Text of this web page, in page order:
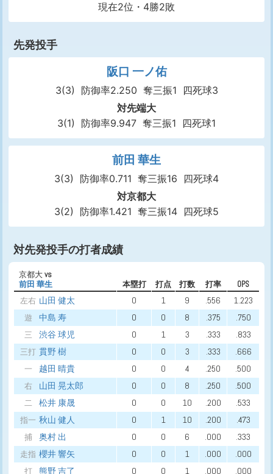
現在2位・4勝2敗
先発投手
阪口 一ノ佑
3(3) 防御率2.250 奪三振1
四死球3
対先端大
3(1)
防御率9.947 奪三振1 四死球1
前田 華生
3(3) 防御率0.711 奪三振16
四死球4
対京都大
3(2)
防御率1.421 奪三振14 四死球5
対先発投手の打者成績
京都大vs
前田 華生
本塁打 打点 打数 打率
OPS
左右 山田 健太 0 1 9 .556 1.223
遊 中島 寿 0 0 8 .375 .750
三 渋谷 球児 0 1 3 .333 .833
三打 貫野 樹 0 0 3 .333 .666
一 越田 晴貴 0 0 4 .250 .500
右 山田 晃太郎 0 0 8 .250 .500
二 松井 康晟 0 0 10 .200 .533
指一 秋山 健人 0 1 10 .200 .473
捕 奥村 出 0 0 6 .000 .333
走指 櫻井 響矢 0 0 1 .000 .000
打 熊野 吉了 0 0 1 .000 .000